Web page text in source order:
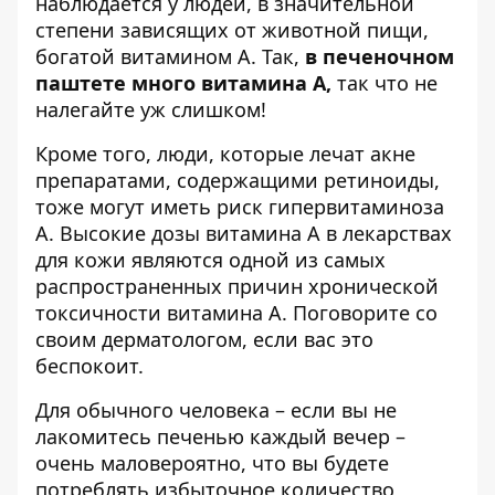
степени зависящих от животной пищи,
богатой витамином А. Так, в печеночном
паштете много витамина А, так что не
налегайте уж слишком!
Кроме того, люди, которые лечат акне
препаратами, содержащими ретиноиды,
тоже могут иметь риск гипервитаминоза
А. Высокие дозы витамина А в лекарствах
для кожи являются одной из самых
распространенных причин хронической
токсичности витамина А. Поговорите со
своим дерматологом, если вас это
беспокоит.
Для обычного человека – если вы не
лакомитесь печенью каждый вечер –
очень маловероятно, что вы будете